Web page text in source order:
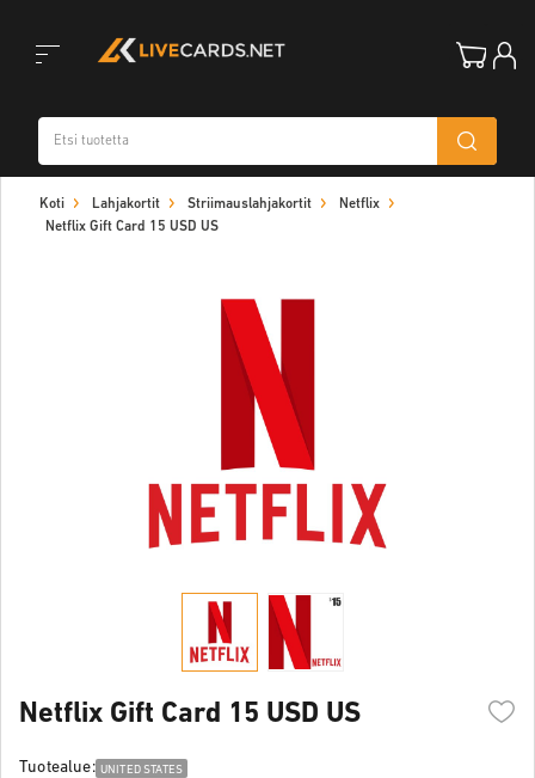
navigation
Koti Lahjakortit Striimauslahjakortit
Netflix
Netflix Gift Card 15 USD US
Netflix Gift Card 15 USD US
Tuotealue: UNITED STATES